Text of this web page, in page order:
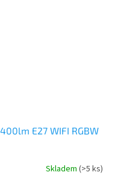
E27 WIFI RGBW
Skladem (>5 ks)